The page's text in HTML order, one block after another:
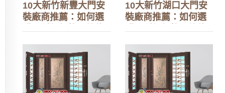
10大新竹新豐大門安
裝廠商推薦：如何選
購？種類價格、維修
10大新竹湖口大門安
裝廠商推薦：如何選
購？種類價格、維修